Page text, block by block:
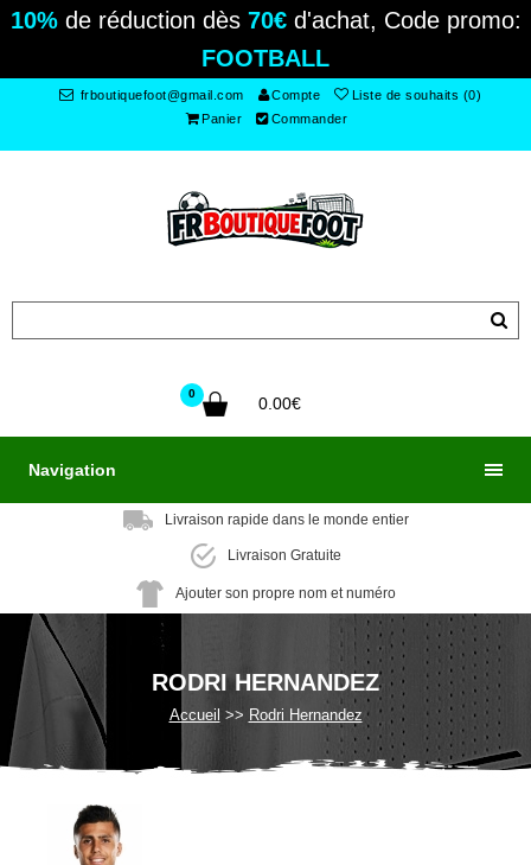
10%de réduction dès 70€d'achat, Code promo:
FOOTBALL
frboutiquefoot@gmail.com Compte
Liste de souhaits (0)
Panier
Commander
0
0.00€
Navigation
Livraison rapide dans le monde entier
Livraison Gratuite
Ajouter son propre nom et numéro
RODRI HERNANDEZ
Accueil Rodri Hernandez